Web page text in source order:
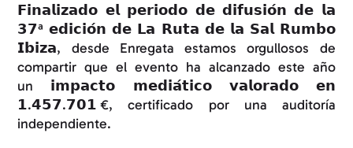
𝗙𝗶𝗻𝗮𝗹𝗶𝘇𝗮𝗱𝗼 𝗲𝗹 𝗽𝗲𝗿𝗶𝗼𝗱𝗼 𝗱𝗲 𝗱𝗶𝗳𝘂𝘀𝗶𝗼́𝗻 𝗱𝗲 𝗹𝗮
𝟯𝟳ª 𝗲𝗱𝗶𝗰𝗶𝗼́𝗻 𝗱𝗲 𝗟𝗮 𝗥𝘂𝘁𝗮 𝗱𝗲 𝗹𝗮 𝗦𝗮𝗹 𝗥𝘂𝗺𝗯𝗼
𝗜𝗯𝗶𝘇𝗮, desde Enregata estamos orgullosos de
compartir que el evento ha alcanzado este año
un 𝗶𝗺𝗽𝗮𝗰𝘁𝗼 𝗺𝗲𝗱𝗶𝗮́𝘁𝗶𝗰𝗼 𝘃𝗮𝗹𝗼𝗿𝗮𝗱𝗼 𝗲𝗻
𝟭.𝟰𝟱𝟳.𝟳𝟬𝟭 €, certificado por una auditoría
independiente.